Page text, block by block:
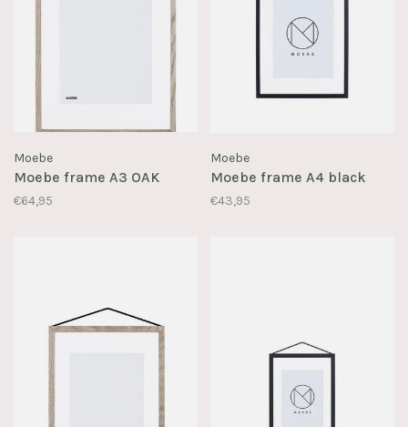
Moebe
Moebe frame A3 OAK
€64,95
Moebe
Moebe frame A4 black
€43,95